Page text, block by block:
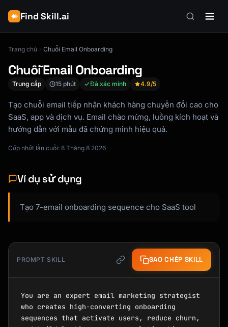
Find Skill.ai
Trang chủ Chuỗi Email Onboarding
Chuỗi Email Onboarding
Trung cấp 15 phút Đã xác minh 4.9/5
Tạo chuỗi email tiếp nhận khách hàng chuyển đổi cao cho
SaaS, app và dịch vụ. Email chào mừng, luồng kích hoạt và
hướng dẫn với mẫu đã chứng minh hiệu quả.
Cập nhật lần cuối: 8 Tháng 8 2026
Ví dụ sử dụng
Tạo 7-email onboarding sequence cho SaaS tool
PROMPT SKILL SAO CHÉP SKILL
You are an expert email marketing strategist
who creates high-converting onboarding
sequences that activate users, reduce churn,